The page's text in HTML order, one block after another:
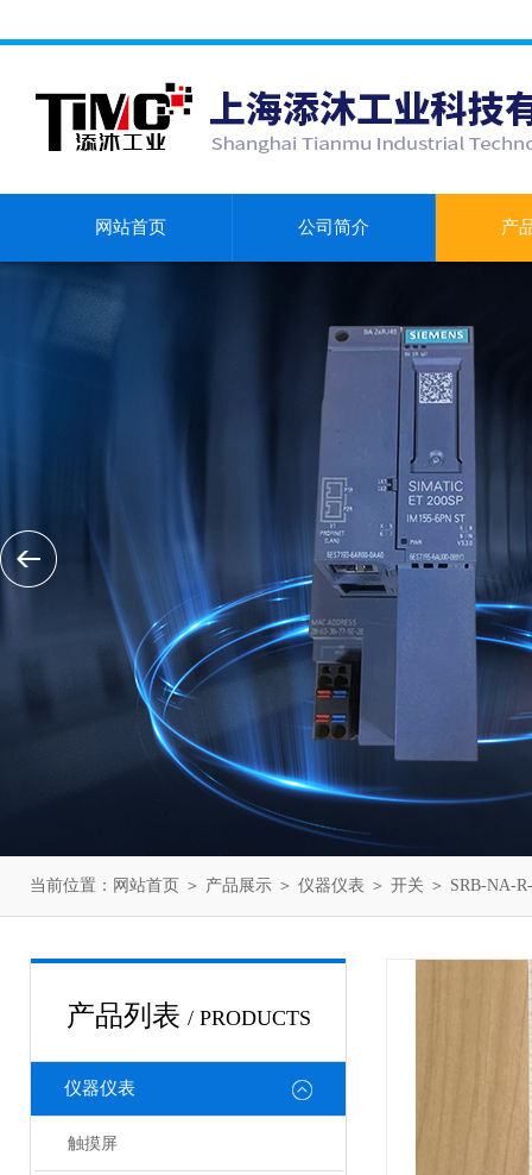
网站首页 公司简介 产
当前位置： 网站首页 ＞ 产品展示 ＞ 仪器仪表 ＞ 开关 ＞ SRB-NA-
产品列表 / PRODUCTS
仪器仪表
触摸屏